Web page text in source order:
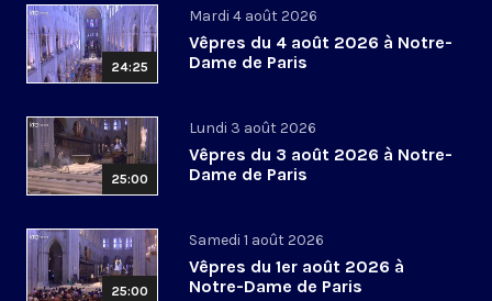
24:25
Mardi 4 août 2026
Vêpres du 4 août 2026 à Notre-
Dame de Paris
25:00
Lundi 3 août 2026
Vêpres du 3 août 2026 à Notre-
Dame de Paris
25:00
Samedi 1 août 2026
Vêpres du 1er août 2026 à
Notre-Dame de Paris